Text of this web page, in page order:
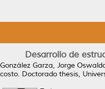
Desarrollo de
González Garza, Jorge
costo. Doctorado thesis,